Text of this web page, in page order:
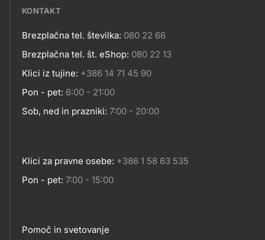
KONTAKT
Kontakt
Brezplačna tel. številka: 080 22 66
Brezplačna tel. št. eShop: 080 22 13
Klici iz tujine: +386 14 71 45 90
Pon - pet: 6:00 - 21:00
Sob, ned in prazniki: 7:00 - 20:00
Klici za pravne osebe: +386 1 58 63 535
Pon - pet: 7:00 - 15:00
Pomoč in svetovanje